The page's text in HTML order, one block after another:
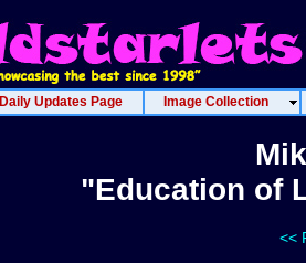
Daily Updates Page Image Collection
"Education of
<<